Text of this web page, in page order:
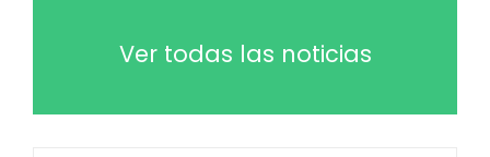
Ver todas las noticias